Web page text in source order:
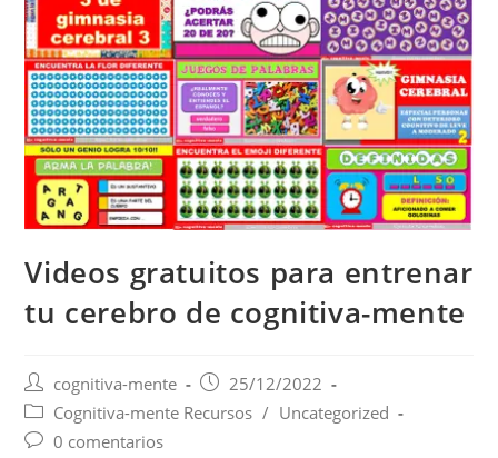
Videos gratuitos para entrenar
tu cerebro de cognitiva-mente
cognitiva-mente
25/12/2022
Cognitiva-mente Recursos / Uncategorized
0 comentarios